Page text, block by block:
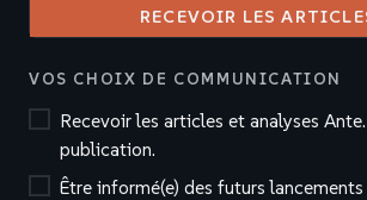
RECEVOIR LES
VOS CHOIX DE COMMUNICATION
Recevoir les articles et analyses
publication.
Être informé(e) des futurs